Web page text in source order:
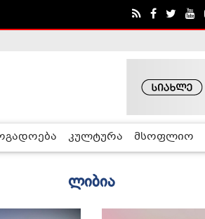
კულტურა მსოფლიო
ლიბია